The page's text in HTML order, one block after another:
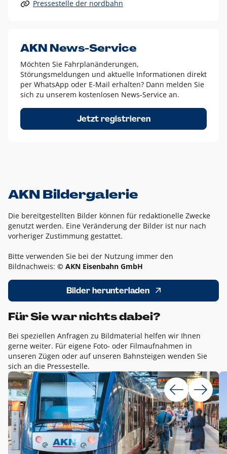
Alle anderen Logo-Varianten dürfen nur in Ausnahmefällen
Diese Ausnahmen sind zum Beispiel:
dem AKN Blau,
weißes Logo auf Fotohintergründen,
schwarzes Logo für reine Schwarz-Weiß-Umsetzungen
Um das Logo herum muss ein Schutzraum von jeweils einer
Höhe bzw. Breite des N aus AKN in alle Richtungen
Pressestelle der nordbahn
AKN News-Service
Möchten Sie Fahrplanänderungen,
Störungsmeldungen und aktuelle Informationen direkt
per WhatsApp oder E-Mail erhalten? Dann melden Sie
sich zu unserem kostenlosen News-Service an.
Jetzt registrieren
AKN Bildergalerie
Die bereitgestellten Bilder können für redaktionelle Zwecke
genutzt werden. Eine Veränderung der Bilder ist nur nach
vorheriger Zustimmung gestattet.
Bitte verwenden Sie bei der Nutzung immer den
Bildnachweis: © AKN Eisenbahn GmbH
Bilder herunterladen
Für Sie war nichts dabei?
Bei speziellen Anfragen zu Bildmaterial helfen wir Ihnen
gerne weiter. Für eigene Foto- oder Filmaufnahmen in
unseren Zügen oder auf unseren Bahnsteigen wenden Sie
sich an die Pressestelle.